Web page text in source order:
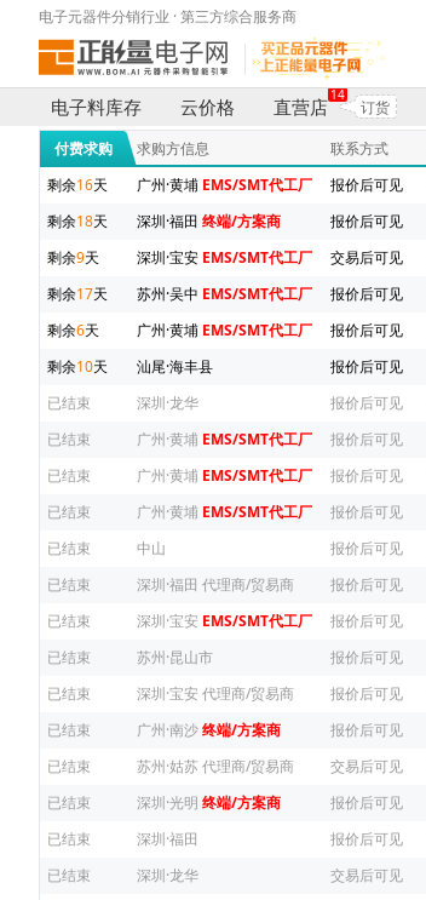
电子元器件分销行业 · 第三方综合服务商
电子料库存 云价格 直营店
14
订货
付费求购 求购方信息 联系方式
剩余16天 广州·黄埔 EMS/SMT代工厂 报价后可见
剩余18天 深圳·福田 终端/方案商 报价后可见
剩余9天 深圳·宝安 EMS/SMT代工厂 交易后可见
剩余17天 苏州·吴中 EMS/SMT代工厂 报价后可见
剩余6天 广州·黄埔 EMS/SMT代工厂 报价后可见
剩余10天 汕尾·海丰县 报价后可见
已结束
深圳·龙华 报价后可见
已结束
广州·黄埔 EMS/SMT代工厂 报价后可见
已结束
广州·黄埔 EMS/SMT代工厂 报价后可见
已结束
广州·黄埔 EMS/SMT代工厂 报价后可见
已结束
中山 报价后可见
已结束
深圳·福田 代理商/贸易商 报价后可见
已结束
深圳·宝安 EMS/SMT代工厂 报价后可见
已结束
苏州·昆山市 报价后可见
已结束
深圳·宝安 代理商/贸易商 报价后可见
已结束
广州·南沙终端/方案商 报价后可见
已结束
苏州·姑苏代理商/贸易商 交易后可见
已结束
深圳·光明 终端/方案商 报价后可见
已结束
深圳·福田 报价后可见
已结束
深圳·龙华 交易后可见